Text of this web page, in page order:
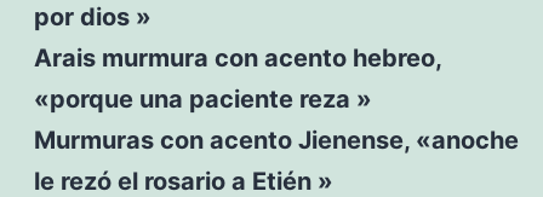
por dios »
Arais murmura con acento hebreo,
«porque una paciente reza »
Murmuras con acento Jienense, «anoche
le rezó el rosario a Etién »